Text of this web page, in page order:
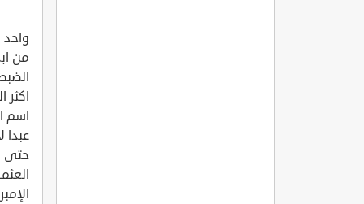
من
اكثر
اسم
حتى